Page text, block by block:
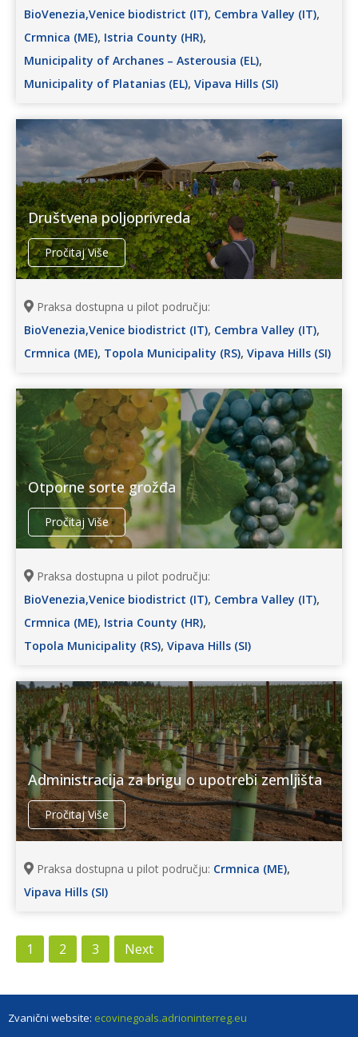
BioVenezia,Venice biodistrict (IT), Cembra Valley (IT),
Crmnica (ME), Istria County (HR),
Municipality of Archanes – Asterousia (EL),
Municipality of Platanias (EL), Vipava Hills (SI)
Društvena poljoprivreda
Pročitaj Više
Praksa dostupna u pilot području:
BioVenezia,Venice biodistrict (IT), Cembra Valley (IT),
Crmnica (ME), Topola Municipality (RS), Vipava Hills (SI)
Otporne sorte grožđa
Pročitaj Više
Praksa dostupna u pilot području:
BioVenezia,Venice biodistrict (IT), Cembra Valley (IT),
Crmnica (ME), Istria County (HR),
Topola Municipality (RS), Vipava Hills (SI)
Administracija za brigu o upotrebi zemljišta
Pročitaj Više
Praksa dostupna u pilot području: Crmnica (ME),
Vipava Hills (SI)
1 2 3 Next
Zvanični website: ecovinegoals.adrioninterreg.eu